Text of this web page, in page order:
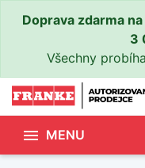
Doprava zdarma
3
Všechny
 MENU